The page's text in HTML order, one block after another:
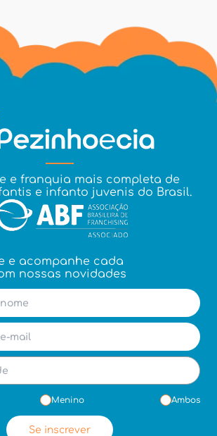
e franquia mais completa de
e infanto juvenis do Brasil.
e acompanhe cada
nossas novidades
Menino Ambos
Se inscrever